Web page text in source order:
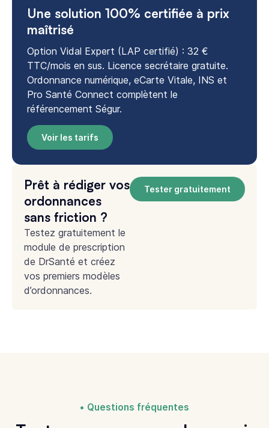
Une solution 100% certifiée à prix
maîtrisé
Option Vidal Expert (LAP certifié) : 32 €
TTC/mois en sus. Licence secrétaire gratuite.
Ordonnance numérique, eCarte Vitale, INS et
Pro Santé Connect complètent le
référencement Ségur.
Voir les tarifs
Prêt à rédiger vos
ordonnances
sans friction ?
Testez gratuitement le
module de prescription
de DrSanté et créez
vos premiers modèles
d’ordonnances.
Tester gratuitement
Questions fréquentes